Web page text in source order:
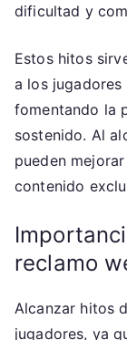
dificultad y
Estos hitos
a los
fomentando la
sostenido. Al
pueden
contenido
reclamo
Alcanzar hitos
jugadores, ya